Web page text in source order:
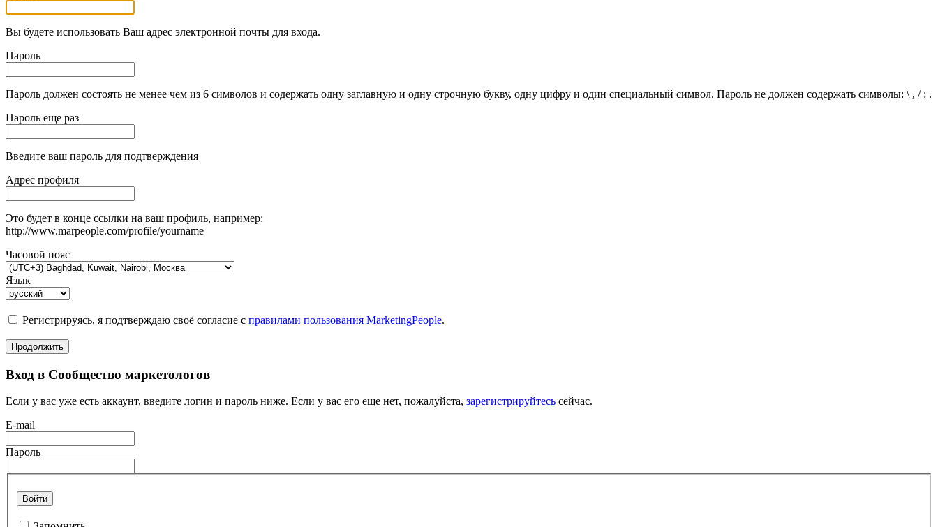
Вы будете использовать Ваш адрес электронной почты для входа.
Пароль
Пароль должен состоять не менее чем из 6 символов и содержать одну заглавную и одну строчную букву, одну цифру и один специальный символ. Пароль не должен содержать символы: \ , / : .
Пароль еще раз
Введите ваш пароль для подтверждения
Адрес профиля
Это будет в конце ссылки на ваш профиль, например:
http://www.marpeople.com/profile/yourname
Часовой пояс
Язык
Регистрируясь, я подтверждаю своё согласие с правилами пользования MarketingPeople.
Продолжить
Вход в Сообщество маркетологов
Если у вас уже есть аккаунт, введите логин и пароль ниже. Если у вас его еще нет, пожалуйста, зарегистрируйтесь сейчас.
E-mail
Пароль
Войти